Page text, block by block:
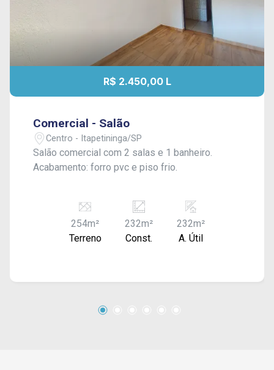
R$ 2.450,00 L
Comercial - Salão
Centro - Itapetininga/SP
Salão comercial com 2 salas e 1 banheiro.
Acabamento: forro pvc e piso frio.
254m²
Terreno
232m²
Const.
232m²
A. Útil